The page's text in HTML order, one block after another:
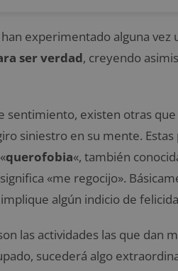
experimentado alguna
ser verdad, creyendo
sentimiento, existen otras
siniestro en su mente.
querofobia«, también
«me regocijo».
algún indicio de
las actividades las que dan
sucederá algo